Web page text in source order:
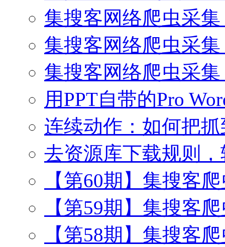
集搜客网络爬虫采
集搜客网络爬虫采
集搜客网络爬虫采
用PPT自带的Pro
连续动作：如何把
去资源库下载规则
【第60期】集搜客
【第59期】集搜客
【第58期】集搜客